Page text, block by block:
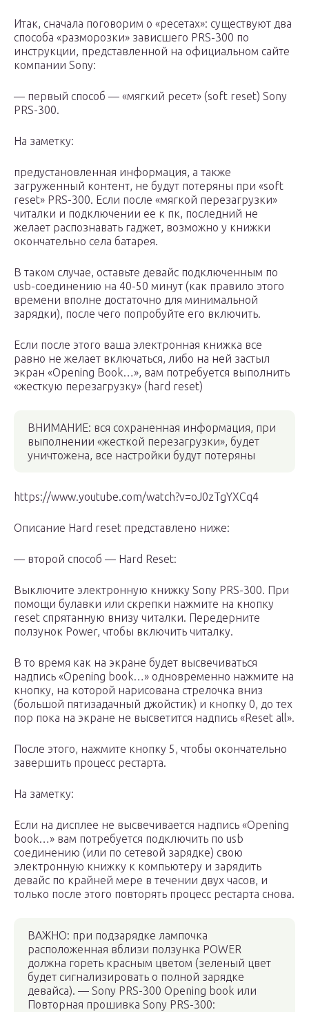
Итак, сначала поговорим о «ресетах»: существуют два
способа «разморозки» зависшего PRS-300 по
инструкции, представленной на официальном сайте
компании Sony:
— первый способ — «мягкий ресет» (soft reset) Sony
PRS-300.
На заметку:
предустановленная информация, а также
загруженный контент, не будут потеряны при «soft
reset» PRS-300. Если после «мягкой перезагрузки»
читалки и подключении ее к пк, последний не
желает распознавать гаджет, возможно у книжки
окончательно села батарея.
В таком случае, оставьте девайс подключенным по
usb-соединению на 40-50 минут (как правило этого
времени вполне достаточно для минимальной
зарядки), после чего попробуйте его включить.
Если после этого ваша электронная книжка все
равно не желает включаться, либо на ней застыл
экран «Opening Book…», вам потребуется выполнить
«жесткую перезагрузку» (hard reset)
ВНИМАНИЕ: вся сохраненная информация, при
выполнении «жесткой перезагрузки», будет
уничтожена, все настройки будут потеряны
https://www.youtube.com/watch?v=oJ0zTgYXCq4
Описание Hard reset представлено ниже:
— второй способ — Hard Reset:
Выключите электронную книжку Sony PRS-300. При
помощи булавки или скрепки нажмите на кнопку
reset спрятанную внизу читалки. Передерните
ползунок Power, чтобы включить читалку.
В то время как на экране будет высвечиваться
надпись «Opening book…» одновременно нажмите на
кнопку, на которой нарисована стрелочка вниз
(большой пятизадачный джойстик) и кнопку 0, до тех
пор пока на экране не высветится надпись «Reset all».
После этого, нажмите кнопку 5, чтобы окончательно
завершить процесс рестарта.
На заметку:
Если на дисплее не высвечивается надпись «Opening
book…» вам потребуется подключить по usb
соединению (или по сетевой зарядке) свою
электронную книжку к компьютеру и зарядить
девайс по крайней мере в течении двух часов, и
только после этого повторять процесс рестарта снова.
ВАЖНО: при подзарядке лампочка
расположенная вблизи ползунка POWER
должна гореть красным цветом (зеленый цвет
будет сигнализировать о полной зарядке
девайса). — Sony PRS-300 Opening book или
Повторная прошивка Sony PRS-300: